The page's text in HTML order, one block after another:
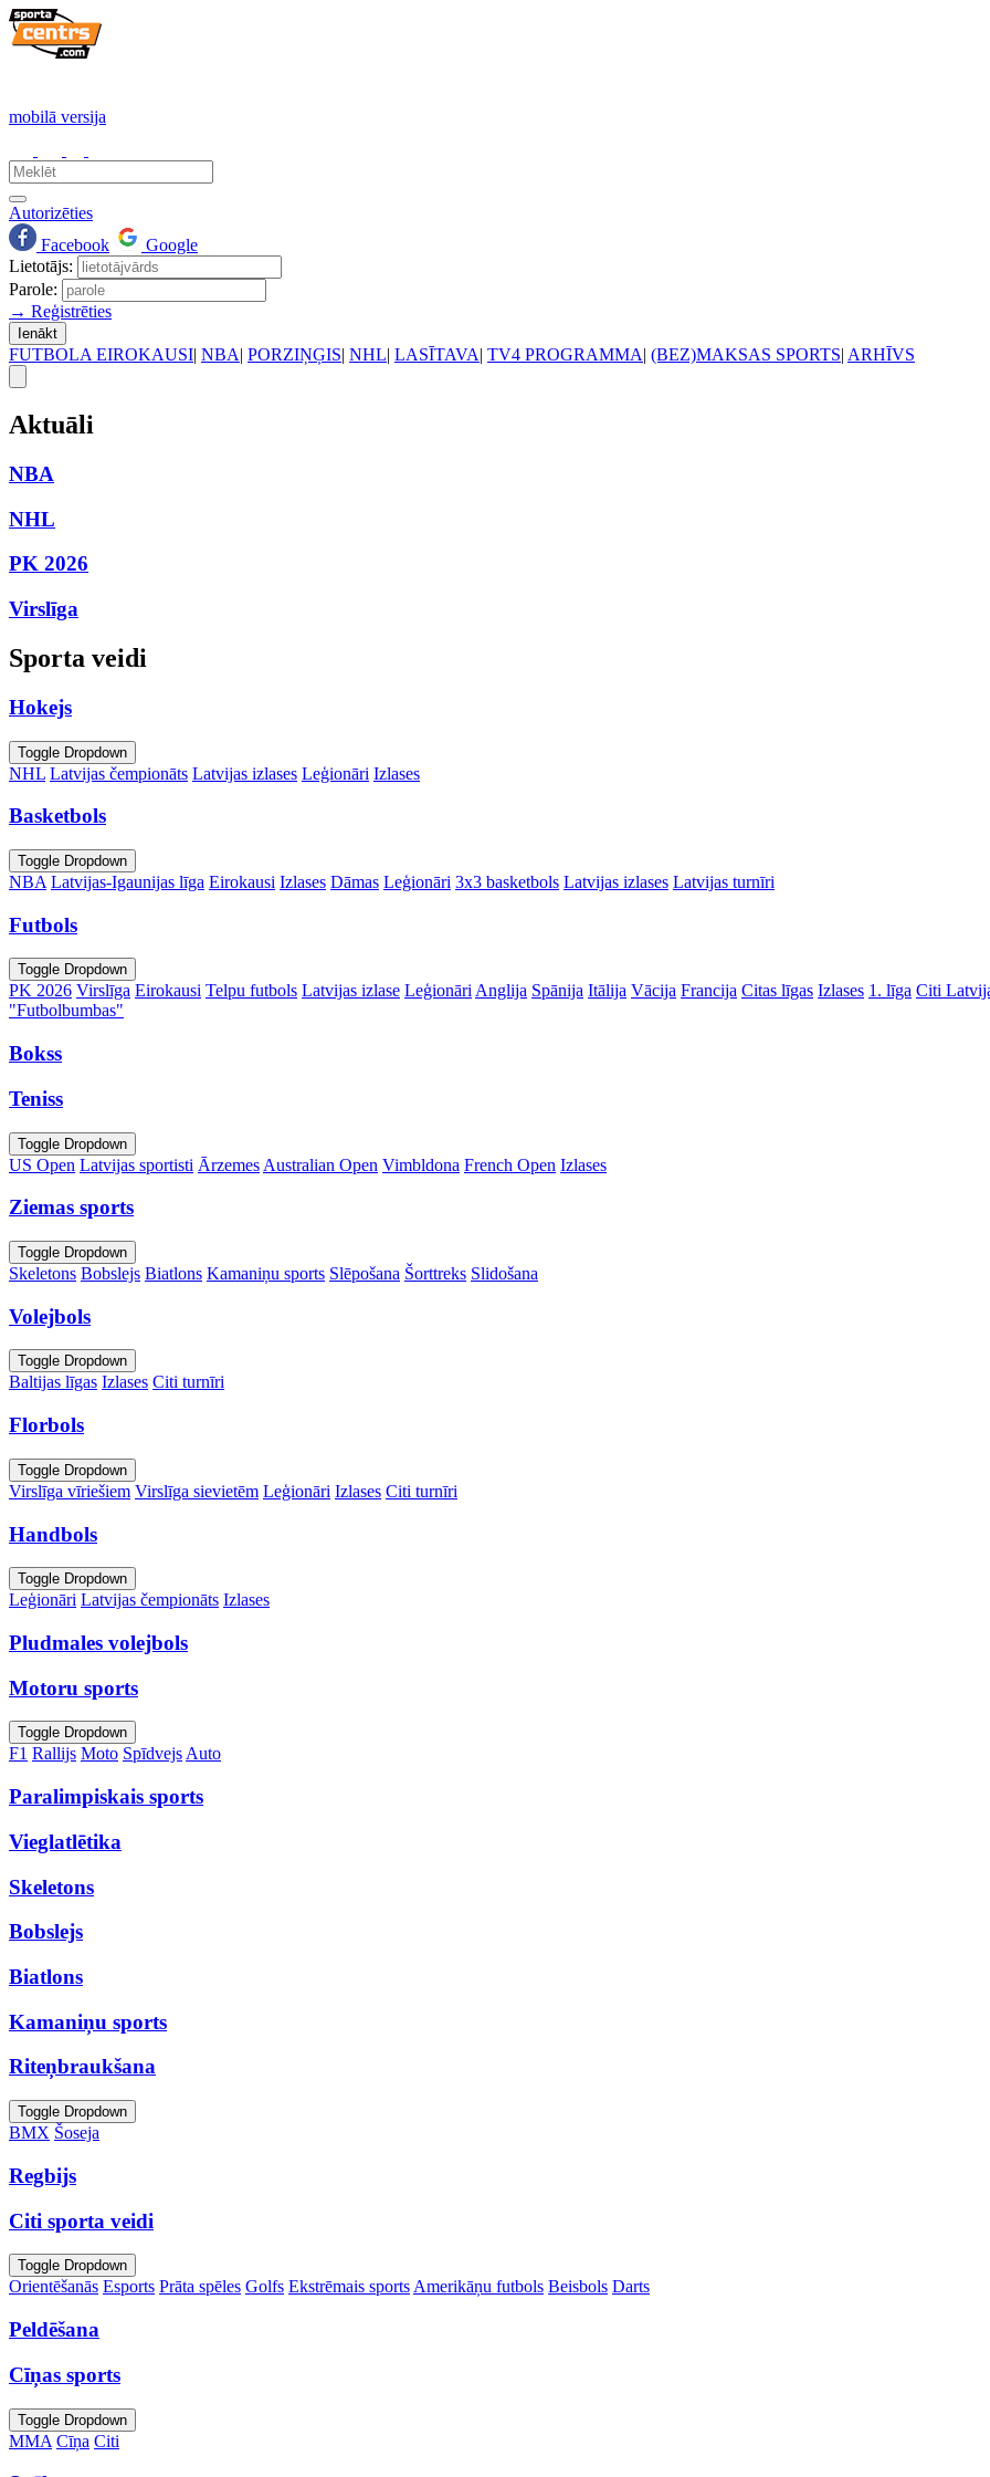
mobilā versija
Autorizēties
Facebook
Google
Lietotājs:
Parole:
→ Reģistrēties
Ienākt
FUTBOLA EIROKAUSI| NBA| PORZIŅĢIS| NHL| LASĪTAVA| TV4 PROGRAMMA| (BEZ)MAKSAS SPORTS| ARHĪVS
Aktuāli
NBA
NHL
PK 2026
Virslīga
Sporta veidi
Hokejs
Toggle Dropdown
NHL Latvijas čempionāts Latvijas izlases Leģionāri Izlases
Basketbols
Toggle Dropdown
NBA Latvijas-Igaunijas līga Eirokausi Izlases Dāmas Leģionāri 3x3 basketbols Latvijas izlases Latvijas turnīri
Futbols
Toggle Dropdown
PK 2026 Virslīga Eirokausi Telpu futbols Latvijas izlase Leģionāri Anglija Spānija Itālija Vācija Francija Citas līgas Izlases 1. līga Citi
"Futbolbumbas"
Bokss
Teniss
Toggle Dropdown
US Open Latvijas sportisti Ārzemes Australian Open Vimbldona French Open Izlases
Ziemas sports
Toggle Dropdown
Skeletons Bobslejs Biatlons Kamaniņu sports Slēpošana Šorttreks Slidošana
Volejbols
Toggle Dropdown
Baltijas līgas Izlases Citi turnīri
Florbols
Toggle Dropdown
Virslīga vīriešiem Virslīga sievietēm Leģionāri Izlases Citi turnīri
Handbols
Toggle Dropdown
Leģionāri Latvijas čempionāts Izlases
Pludmales volejbols
Motoru sports
Toggle Dropdown
F1 Rallijs Moto SpīdvejsAuto
Paralimpiskais sports
Vieglatlētika
Skeletons
Bobslejs
Biatlons
Kamaniņu sports
Riteņbraukšana
Toggle Dropdown
BMX Šoseja
Regbijs
Citi sporta veidi
Toggle Dropdown
Orientēšanās Esports Prāta spēles Golfs Ekstrēmais sports Amerikāņu futbols Beisbols Darts
Peldēšana
Cīņas sports
Toggle Dropdown
MMA Cīņa Citi